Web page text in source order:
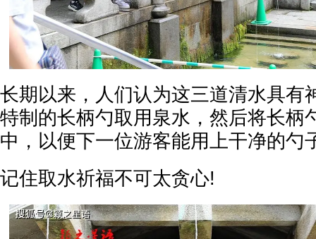
长期以来，人们认为这三道清水具有
特制的长柄勺取用泉水，然后将长柄
中，以便下一位游客能用上干净的勺
记住取水祈福不可太贪心!